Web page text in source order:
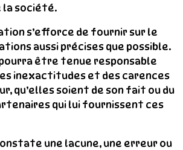
la société.
s’efforce de fournir sur le
aussi précises que possible.
être tenue responsable
inexactitudes et des carences
qu’elles soient de son fait ou du
qui lui fournissent ces
une lacune, une erreur ou